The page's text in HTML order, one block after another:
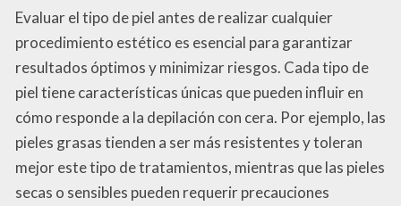
Evaluar el tipo de piel antes de realizar cualquier
procedimiento estético es esencial para garantizar
resultados óptimos y minimizar riesgos. Cada tipo de
piel tiene características únicas que pueden influir en
cómo responde a la depilación con cera. Por ejemplo, las
pieles grasas tienden a ser más resistentes y toleran
mejor este tipo de tratamientos, mientras que las pieles
secas o sensibles pueden requerir precauciones